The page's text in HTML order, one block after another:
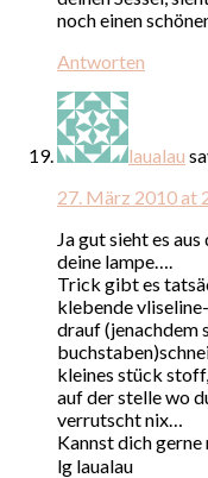
noch einen
Antworten
laualau
27. März 2010 at
Ja gut sieht es
deine lampe….
Trick gibt es
klebende
drauf (jenachdem
kleines stück
auf der stelle wo
verrutscht nix…
Kannst dich
lg laualau